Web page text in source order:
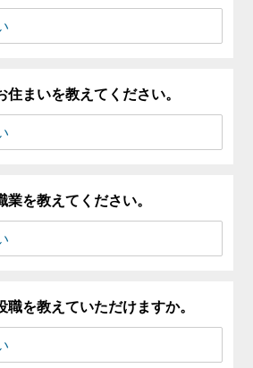
住まいを教えてください。
業を教えてください。
職を教えていただけますか。